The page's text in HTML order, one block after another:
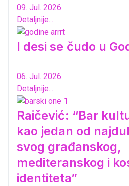
09. Jul. 2026.
Detaljnije...
I desi se čudo u
06. Jul. 2026.
Detaljnije...
Raičević: “Bar
kao jedan od
svog građanskog,
mediteranskog i
identiteta”